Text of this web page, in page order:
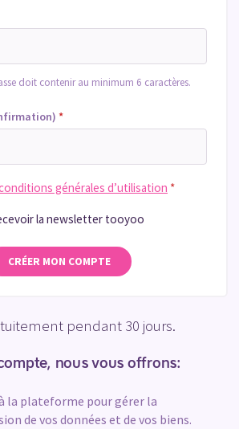
doit contenir au minimum 6 caractères.
*
générales d’utilisation *
la newsletter tooyoo
CRÉER MON COMPTE
pendant 30 jours.
nous vous offrons:
la plateforme pour gérer la
de vos données et de vos biens.